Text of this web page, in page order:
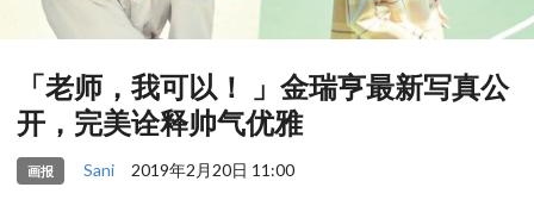
「老师，我可以！ 」金瑞亨最新写真公
开，完美诠释帅气优雅
画报 Sani 2019年2月20日 11:00